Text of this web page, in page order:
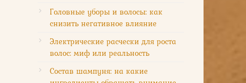
2000-
10000 руб.
зависит от
Головные уборы и волосы: как
снизить негативное влияние
Электрические расчески для роста
волос: миф или реальность
Состав шампуня: на какие